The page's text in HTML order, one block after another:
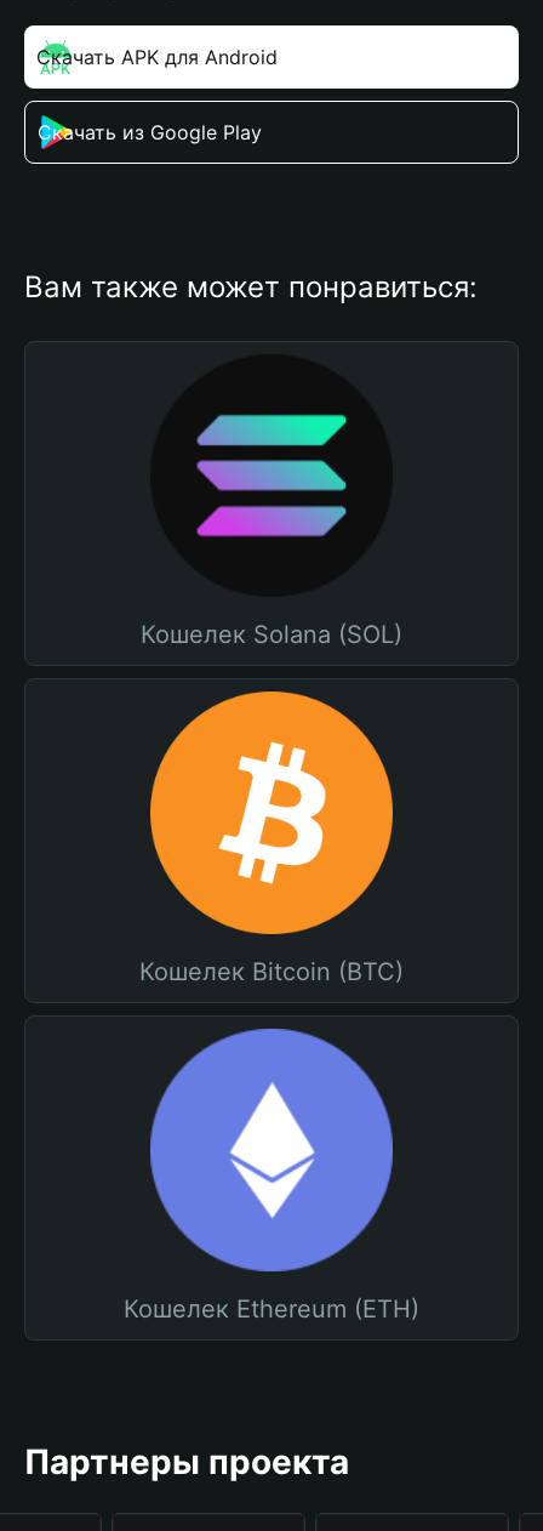
Скачать APK для Android
Скачать из Google Play
Вам также может понравиться:
Кошелек Solana (SOL)
Кошелек Bitcoin (BTC)
Кошелек Ethereum (ETH)
Партнеры проекта